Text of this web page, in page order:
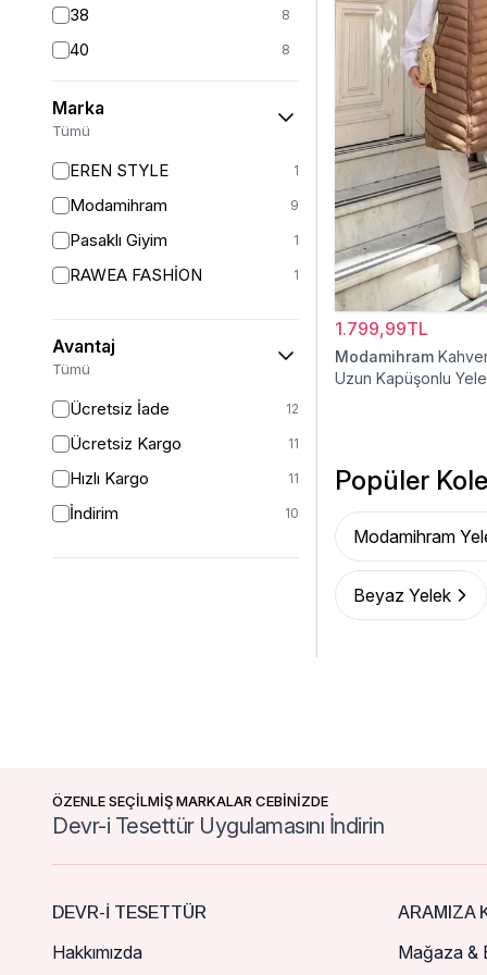
38 8
40 8
42 7
44 6
Marka
Tümü
EREN STYLE 1
Modamihram 9
Pasaklı Giyim 1
RAWEA FASHİON 1
Avantaj
Tümü
Ücretsiz İade 12
Ücretsiz Kargo 11
Hızlı Kargo 11
İndirim 10
1.799,99TL
Modamihram
Uzun Kapüşonlu
Popüler
Modamihram
Beyaz Yelek
ÖZENLE SEÇİLMİŞ MARKALAR CEBİNİZDE
Devr-i Tesettür Uygulamasını İndirin
DEVR-I TESETTÜR
Hakkımızda
ARAMIZA
Mağaza &